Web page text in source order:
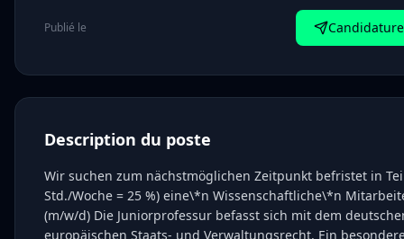
Publié le
Description du poste
Wir suchen zum nächstmöglichen Zeitpunkt befristet in
Std./Woche = 25 %) eine\*n Wissenschaftliche\*n
(m/w/d) Die Juniorprofessur befasst sich mit dem
europäischen Staats- und Verwaltungsrecht. Ein